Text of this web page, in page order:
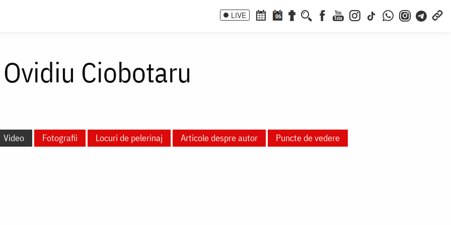
LIVE 06
Ciobotaru
Video Fotografii Locuri de pelerinaj Articole despre autor Puncte de vedere